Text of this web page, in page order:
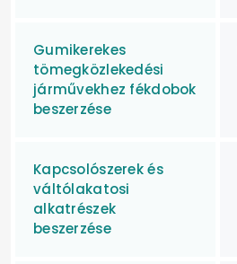
Gumikerekes
tömegközlekedési
járművekhez fékdobok
beszerzése
Kapcsolószerek és
váltólakatosi
alkatrészek
beszerzése